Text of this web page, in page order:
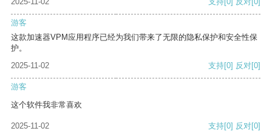
游客
这款加速器VPM应用程序已经为我们带来了无限的隐私保护和安全性保
护。
2025-11-02
支持[0] 反对[0]
游客
这个软件我非常喜欢
2025-11-02 支持[0] 反对[0]